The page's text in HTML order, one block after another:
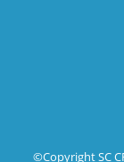
©Copyright SC